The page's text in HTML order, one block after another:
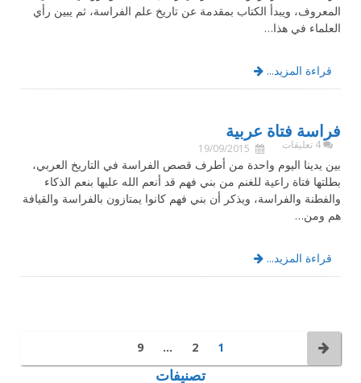
المعروف، ويبدأ الكتاب بمقدمة عن تاريخ علم الفراسة، ثم يبين رأي
العلماء في هذا…
قراءة المزيد...
فراسة فتاة عربية
19/09/2015 4 تعليقات
بين يدينا اليوم واحدة من أطرف قصص الفراسة في التاريخ العربي،
بطلتها فتاة راعية للغنم من بني فهم قد أنعم الله عليها بنعم الذكاء
والفطنة والفراسة، ويذكر أن بني فهم كانوا يمتازون بالفراسة والقيافة
هم ومن…
قراءة المزيد...
1
2
…
9
تصنيفات